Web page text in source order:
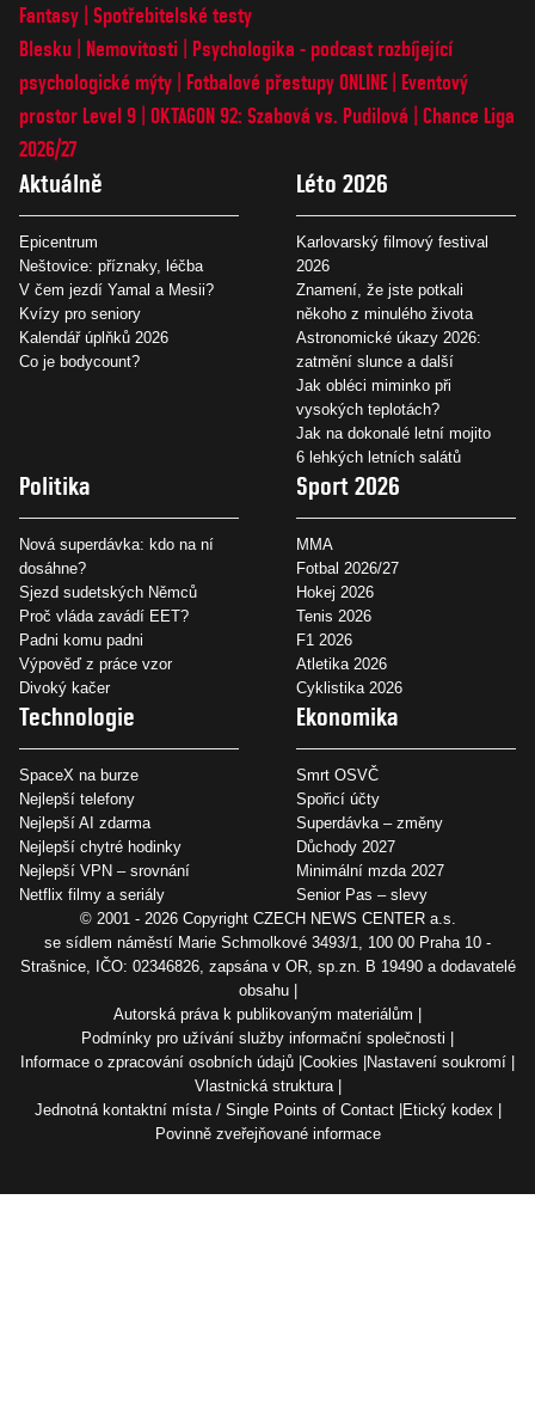
Fantasy Spotřebitelské testy
Blesku
Nemovitosti
Psychologika - podcast rozbíjející
psychologické mýty
Fotbalové přestupy ONLINE
Eventový
prostor Level 9 OKTAGON 92: Szabová vs. Pudilová
Chance Liga
2026/27
Aktuálně
Epicentrum
Neštovice: příznaky, léčba
V čem jezdí Yamal a Mesii?
Kvízy pro seniory
Kalendář úplňků 2026
Co je bodycount?
Léto 2026
Karlovarský filmový festival
2026
Znamení, že jste potkali
někoho z minulého života
Astronomické úkazy 2026:
zatmění slunce a další
Jak obléci miminko při
vysokých teplotách?
Jak na dokonalé letní mojito
6 lehkých letních salátů
Politika
Nová superdávka: kdo na ní
dosáhne?
Sjezd sudetských Němců
Proč vláda zavádí EET?
Padni komu padni
Výpověď z práce vzor
Divoký kačer
Sport 2026
MMA
Fotbal 2026/27
Hokej 2026
Tenis 2026
F1 2026
Atletika 2026
Cyklistika 2026
Technologie
SpaceX na burze
Nejlepší telefony
Nejlepší AI zdarma
Nejlepší chytré hodinky
Nejlepší VPN – srovnání
Netflix filmy a seriály
Ekonomika
Smrt OSVČ
Spořicí účty
Superdávka – změny
Důchody 2027
Minimální mzda 2027
Senior Pas – slevy
© 2001 - 2026 Copyright CZECH NEWS CENTER a.s.
se sídlem náměstí Marie Schmolkové 3493/1, 100 00 Praha 10 -
Strašnice, IČO: 02346826, zapsána v OR, sp.zn. B 19490 a dodavatelé
obsahu
Autorská práva k publikovaným materiálům
Podmínky pro užívání služby informační společnosti
Informace o zpracování osobních údajů Cookies Nastavení soukromí
Vlastnická struktura
Jednotná kontaktní místa / Single Points of Contact Etický kodex
Povinně zveřejňované informace